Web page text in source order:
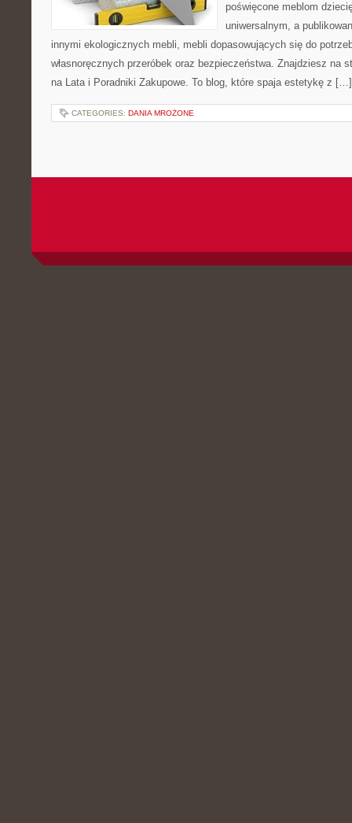
poświęcone meblom
uniwersalnym, a
innymi ekologicznych mebli, mebli dopasowujących się do
własnoręcznych przeróbek oraz bezpieczeństwa. Znajdziesz na
na Lata i Poradniki Zakupowe. To blog, które spaja estetykę z […]
CATEGORIES: DANIA MROŻONE